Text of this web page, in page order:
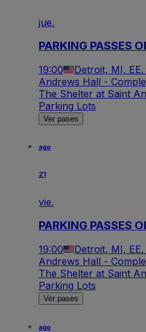
jue.
PARKING PASSES
19:00 Detroit, MI, EE.
Andrews Hall -
The Shelter at Saint
Parking Lots
Ver pases
ago
21
vie.
PARKING PASSES
19:00 Detroit, MI, EE.
Andrews Hall -
The Shelter at Saint
Parking Lots
Ver pases
ago